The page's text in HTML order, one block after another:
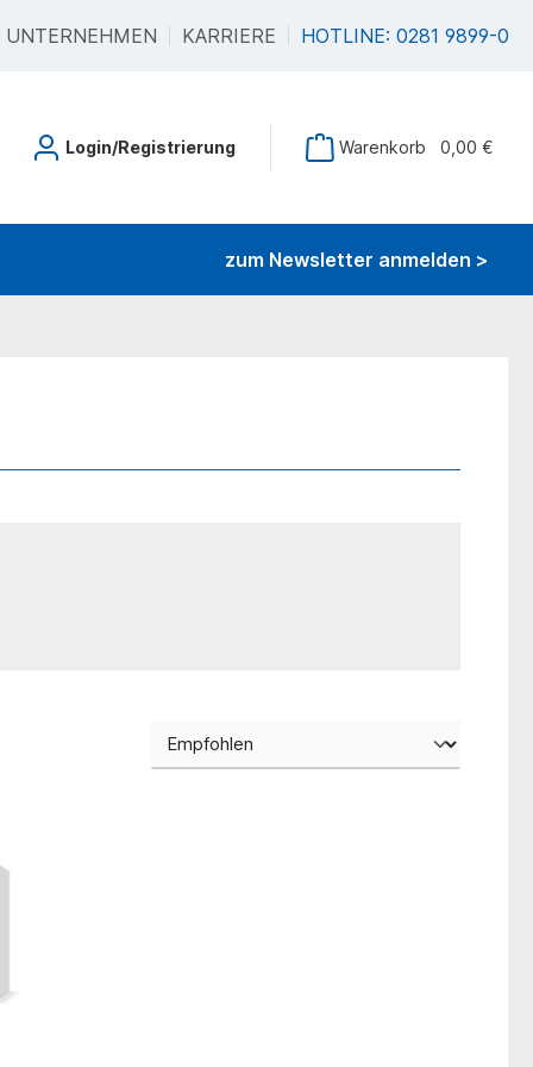
UNTERNEHMEN KARRIERE HOTLINE: 0281 9899-0
Login/Registrierung Warenkorb 0,00 €
zum Newsletter anmelden >